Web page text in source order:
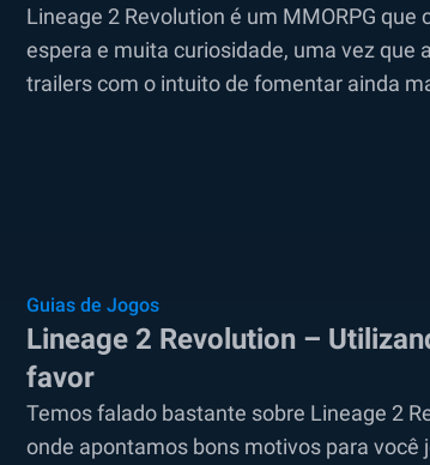
Lineage 2 Revolution é um MMORPG
espera e muita curiosidade, uma vez que
trailers com o intuito de fomentar ainda
Guias de Jogos
Lineage 2 Revolution –
favor
Temos falado bastante sobre Lineage 2
onde apontamos bons motivos para você